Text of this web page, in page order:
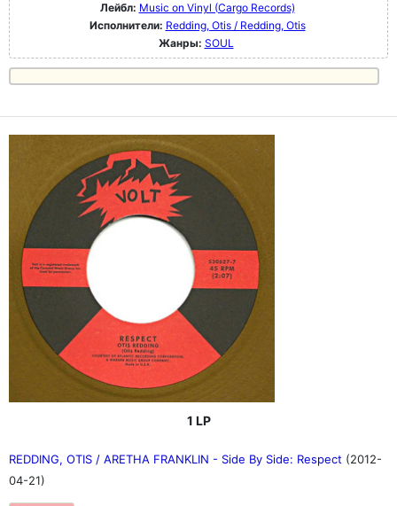
Лейбл: Music on Vinyl (Cargo Records)
Исполнители: Redding, Otis / Redding, Otis
Жанры: SOUL
1 LP
REDDING, OTIS / ARETHA FRANKLIN - Side By Side: Respect (2012-
04-21)